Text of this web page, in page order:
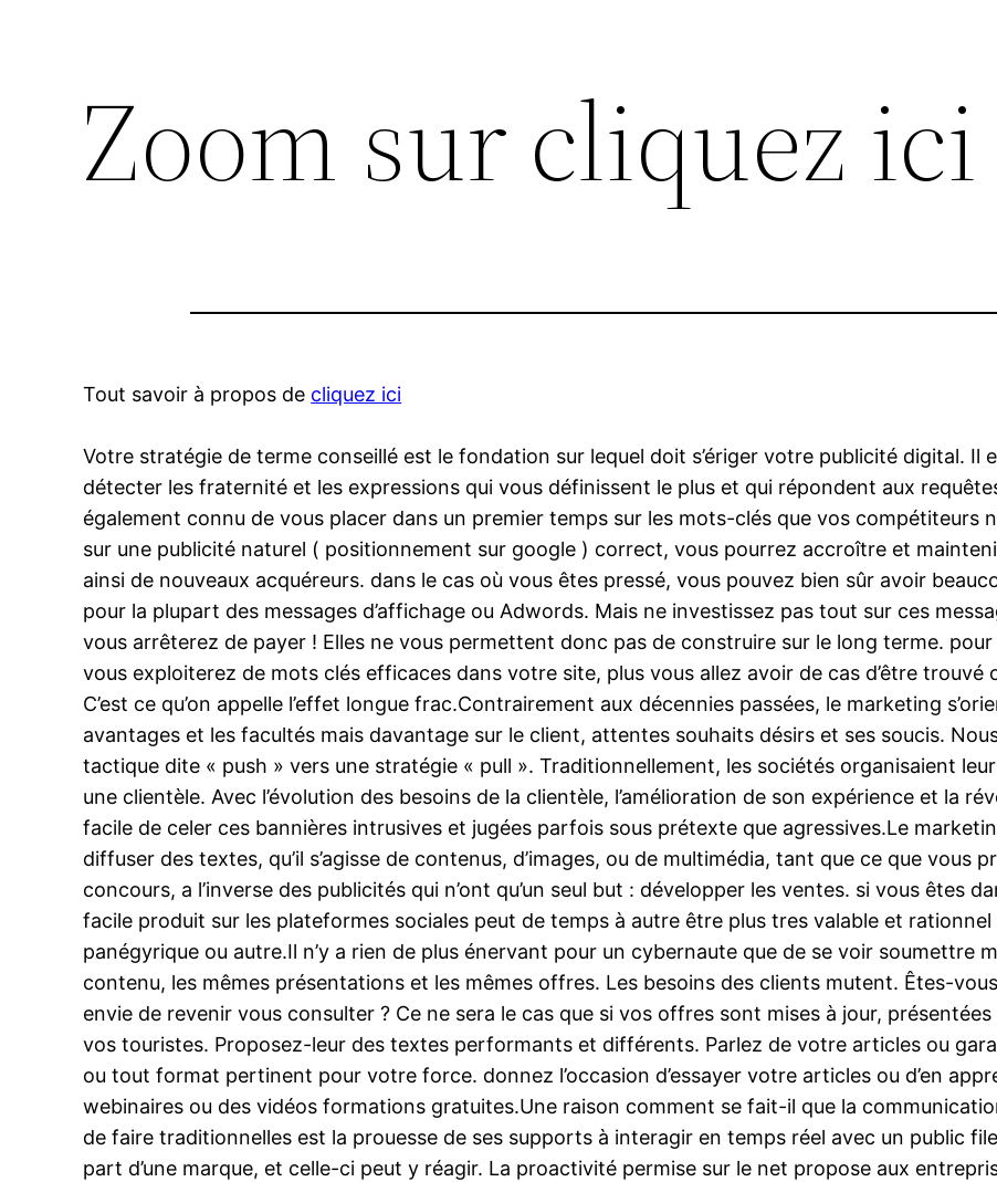
Zoom sur cliquez ici
Tout savoir à propos de cliquez ici
Votre stratégie de terme conseillé est le fondation sur lequel doit s’ériger votre publicité digital. Il
détecter les fraternité et les expressions qui vous définissent le plus et qui répondent aux
également connu de vous placer dans un premier temps sur les mots-clés que vos compétiteurs
sur une publicité naturel ( positionnement sur google ) correct, vous pourrez accroître et
ainsi de nouveaux acquéreurs. dans le cas où vous êtes pressé, vous pouvez bien sûr avoir
pour la plupart des messages d’affichage ou Adwords. Mais ne investissez pas tout sur ces
vous arrêterez de payer ! Elles ne vous permettent donc pas de construire sur le long terme.
vous exploiterez de mots clés efficaces dans votre site, plus vous allez avoir de cas d’être trouvé
C’est ce qu’on appelle l’effet longue frac.Contrairement aux décennies passées, le marketing
avantages et les facultés mais davantage sur le client, attentes souhaits désirs et ses soucis.
tactique dite « push » vers une stratégie « pull ». Traditionnellement, les sociétés organisaient
une clientèle. Avec l’évolution des besoins de la clientèle, l’amélioration de son expérience et la
facile de celer ces bannières intrusives et jugées parfois sous prétexte que agressives.Le
diffuser des textes, qu’il s’agisse de contenus, d’images, ou de multimédia, tant que ce que vous
concours, a l’inverse des publicités qui n’ont qu’un seul but : développer les ventes. si vous êtes
facile produit sur les plateformes sociales peut de temps à autre être plus tres valable et
panégyrique ou autre.Il n’y a rien de plus énervant pour un cybernaute que de se voir soumettre
contenu, les mêmes présentations et les mêmes offres. Les besoins des clients mutent. Êtes-
envie de revenir vous consulter ? Ce ne sera le cas que si vos offres sont mises à jour,
vos touristes. Proposez-leur des textes performants et différents. Parlez de votre articles ou
ou tout format pertinent pour votre force. donnez l’occasion d’essayer votre articles ou d’en
webinaires ou des vidéos formations gratuites.Une raison comment se fait-il que la
de faire traditionnelles est la prouesse de ses supports à interagir en temps réel avec un public
part d’une marque, et celle-ci peut y réagir. La proactivité permise sur le net propose aux